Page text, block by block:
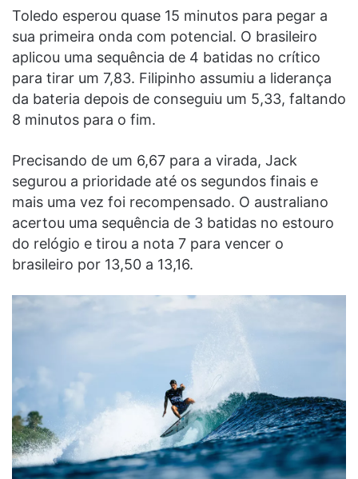
Toledo esperou quase 15 minutos para pegar a
sua primeira onda com potencial. O brasileiro
aplicou uma sequência de 4 batidas no crítico
para tirar um 7,83. Filipinho assumiu a liderança
da bateria depois de conseguiu um 5,33, faltando
8 minutos para o fim.
Precisando de um 6,67 para a virada, Jack
segurou a prioridade até os segundos finais e
mais uma vez foi recompensado. O australiano
acertou uma sequência de 3 batidas no estouro
do relógio e tirou a nota 7 para vencer o
brasileiro por 13,50 a 13,16.